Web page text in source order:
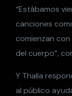
“Estábamos
canciones como
comienzan con
del cuerpo”,
Y Thalía
al público